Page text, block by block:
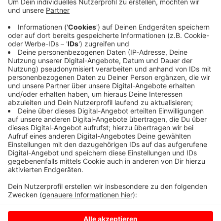
Anzeige
Es handelt sich um Apfelbäume mit historischen
Sorten. Die Schüler hatten Spenden für die Bäume
gesammelt. Künftig sollen sie die Früchte ernten und
für die Insekten- und Artenvielfalt ist das Projekt auch
gut.
Anzeige
Anzeige